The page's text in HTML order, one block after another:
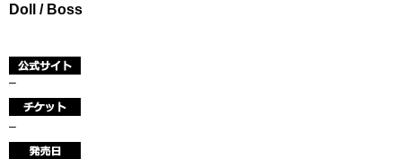
Doll / Boss
–
–